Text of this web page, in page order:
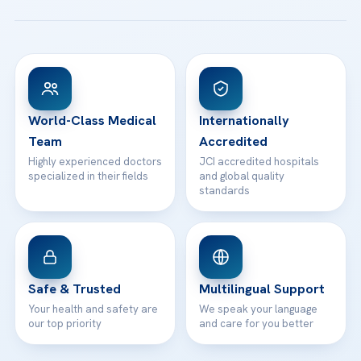
View All Hospitals
Patient Rights
Contact
WhatsApp Support
World-Class Medical
Team
Highly experienced doctors
specialized in their fields
Internationally
Accredited
JCI accredited hospitals
and global quality
standards
Safe & Trusted
Your health and safety are
our top priority
Multilingual Support
We speak your language
and care for you better